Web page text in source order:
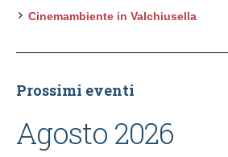
Cinemambiente in Valchiusella
Prossimi eventi
Agosto 2026